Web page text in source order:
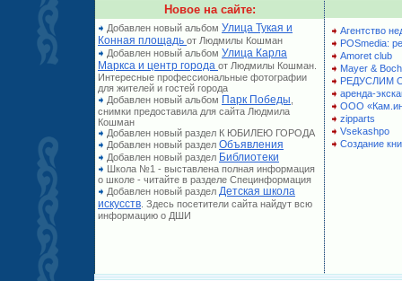
Новое на сайте:
Добавлен новый альбом Улица Тукая и
Конная площадь от Людмилы Кошман
Добавлен новый альбом Улица Карла
Маркса и центр города от Людмилы Кошман.
Интересные профессиональные фотографии
для жителей и гостей города
Добавлен новый альбом Парк Победы
снимки предоставила для сайта Людмила
Кошман
Добавлен новый раздел К ЮБИЛЕЮ ГОРОДА
Добавлен новый раздел Объявления
Добавлен новый раздел Библиотеки
Школа №1 - выставлена полная информация
о школе - читайте в разделе Специнформация
Добавлен новый раздел Детская школа
искусств . Здесь посетители сайта найдут всю
информацию о ДШИ
Агентство
POSmedia:
Amoret club
Mayer & Boch
РЕДУСЛИМ
аренда-
ООО
zipparts
Vsekashpo
Создание